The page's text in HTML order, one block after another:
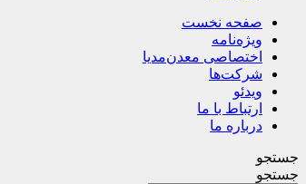
صفحه نخست
ویژه‌نامه
اختصاصی معدن‌مدیا
شرکت‌ها
ویدئو
ارتباط با ما
درباره ما
جستجو
جستجو